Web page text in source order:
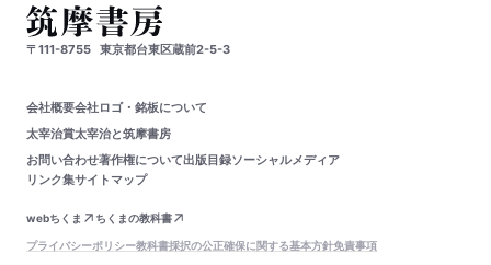
〒111-8755 東京都台東区蔵前2-5-3
会社概要会社ロゴ・銘板について
太宰治賞太宰治と筑摩書房
お問い合わせ著作権について出版目録ソーシャルメディア
リンク集サイトマップ
webちくま
ちくまの教科書
プライバシーポリシー教科書採択の公正確保に関する基本方針免責事項